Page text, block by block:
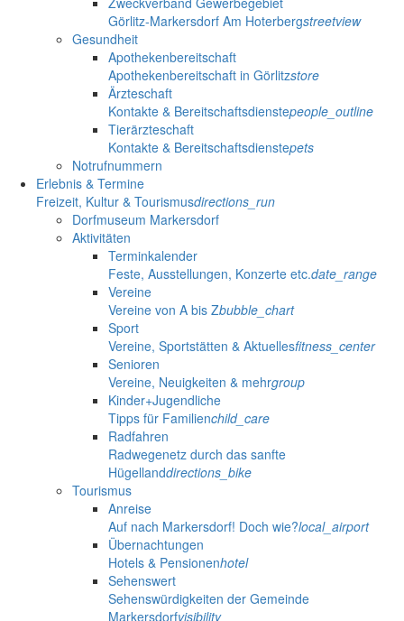
Görlitz-Markersdorf Am Hoterbergstreetview
Gesundheit
Apothekenbereitschaft
Apothekenbereitschaft in Görlitzstore
Ärzteschaft
Kontakte & Bereitschaftsdienstepeople_outline
Tierärzteschaft
Kontakte & Bereitschaftsdienstepets
Notrufnummern
Erlebnis & Termine
Freizeit, Kultur & Tourismusdirections_run
Dorfmuseum Markersdorf
Aktivitäten
Terminkalender
Feste, Ausstellungen, Konzerte etc.date_range
Vereine
Vereine von A bis Zbubble_chart
Sport
Vereine, Sportstätten & Aktuellesfitness_center
Senioren
Vereine, Neuigkeiten & mehrgroup
Kinder+Jugendliche
Tipps für Familienchild_care
Radfahren
Radwegenetz durch das sanfte
Hügellanddirections_bike
Tourismus
Anreise
Auf nach Markersdorf! Doch wie?local_airport
Übernachtungen
Hotels & Pensionenhotel
Sehenswert
Sehenswürdigkeiten der Gemeinde
Markersdorfvisibility